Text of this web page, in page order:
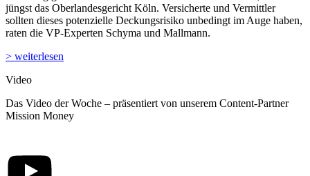
jüngst das Oberlandesgericht Köln. Versicherte und Vermittler
sollten dieses potenzielle Deckungsrisiko unbedingt im Auge haben,
raten die VP-Experten Schyma und Mallmann.
> weiterlesen
Video
Das Video der Woche – präsentiert von unserem Content-Partner
Mission Money